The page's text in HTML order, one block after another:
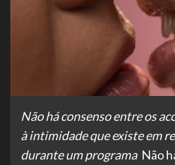
Não há consenso entre os
à intimidade que existe em
durante um programa Não